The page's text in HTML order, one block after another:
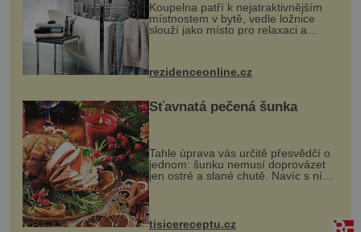
Koupelna patří k nejatraktivnějším
místnostem v bytě, vedle ložnice
slouží jako místo pro relaxaci a
odpočinek. Koupelnový textil –
ručníky, osušky a koberečky –
proutku...
rezidenceonline.cz
Šťavnatá pečená šunka
Tahle úprava vás určitě přesvědčí o
jednom: šunku nemusí doprovázet
jen ostré a slané chutě. Navíc s ní
nakrmíte poměrně hodně hladových
krků. Ingredience sádlo 3 kg šunky
vcelku 3 stroužky česneku hl...
tisicereceptu.cz